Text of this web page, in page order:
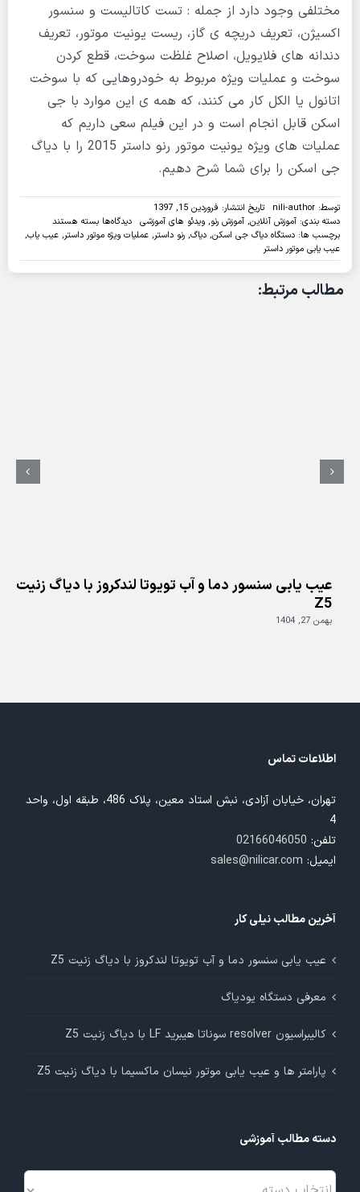
مختلفی وجود دارد از جمله : تست کاتالیست و سنسور
اکسیژن، تعریف دریچه ی گاز، ریست یونیت موتور، تعریف
دندانه های فلایویل، اصلاح غلظت سوخت، قطع کردن
سوخت و عملیات ویژه مربوط به خودروهایی که با سوخت
اتانول یا الکل کار می کنند، که همه ی این موارد با جی
اسکن قابل انجام است و در این فیلم سعی داریم که
عملیات های ویژه یونیت موتور رنو داستر 2015 را با دیاگ
جی اسکن را برای شما شرح دهیم.
توسط: nili-author
تاریخ انتشار: فروردین 15, 1397
دسته بندی: آموزش آنلاین, آموزش رنو, ویدئو های آموزشی دیدگاه‌ها برای
ویدئو:عملیات
ی
موتور
بسته هستند
برچسب ها: دستگاه دیاگ جی اسکن, دیاگ, رنو داستر, عملیات ویژه موتور داستر, عیب یاب,
عیب یابی موتور داستر
مطالب مرتبط:
عیب یابی سنسور دما و آب تویوتا لندکروز با دیاگ زنیت
Z5
بهمن 27, 1404
اطلاعات تماس
تهران، خیابان آزادی، نبش استاد معین، پلاک 486، طبقه اول، واحد
4
تلفن: 02166046050
ایمیل: sales@nilicar.com
آخرین مطالب نیلی کار
عیب یابی سنسور دما و آب تویوتا لندکروز با دیاگ زنیت Z5
معرفی دستگاه یودیاگ
کالیبراسیون resolver سوناتا هیبرید LF با دیاگ زنیت Z5
پارامتر ها و عیب یابی موتور نیسان ماکسیما با دیاگ زنیت Z5
دسته مطالب آموزشی
دسته